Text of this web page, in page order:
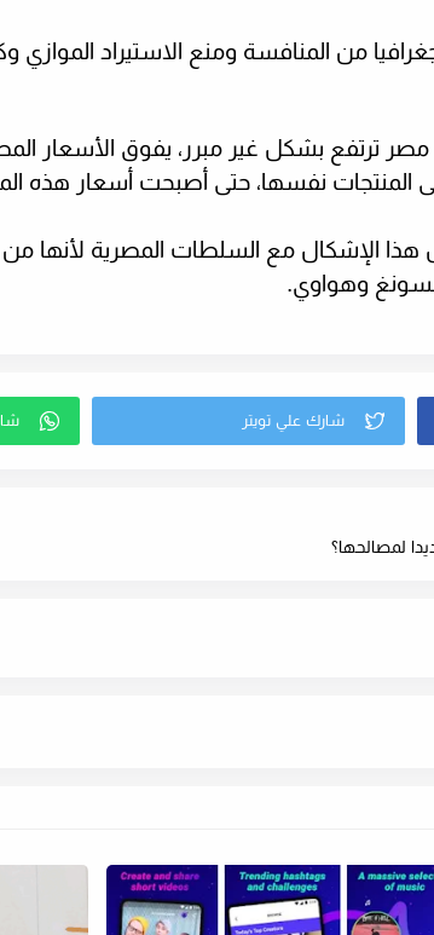
من المنافسة ومنع الاستيراد الموازي
ترتفع بشكل غير مبرر، يفوق الأسعار
المنتجات نفسها، حتى أصبحت أسعار هذه
الإشكال مع السلطات المصرية لأنها من
وهواوي.
لمصالحها؟